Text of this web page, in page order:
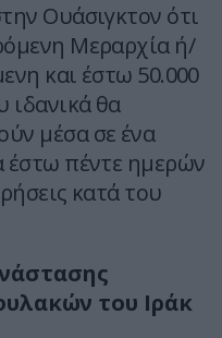
Ουάσιγκτον ότι
Μεραρχία ή/
και έστω 50.000
ιδανικά θα
μέσα σε ένα
έστω πέντε ημερών
κατά του
του Ιράκ